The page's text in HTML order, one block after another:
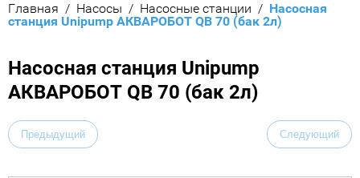
Главная / Насосы / Насосные станции /
  Насосная
станция Unipump АКВАРОБОТ QB 70 (бак 2л)
Насосная станция Unipump
АКВАРОБОТ QB 70 (бак 2л)
Предыдущий Следующий